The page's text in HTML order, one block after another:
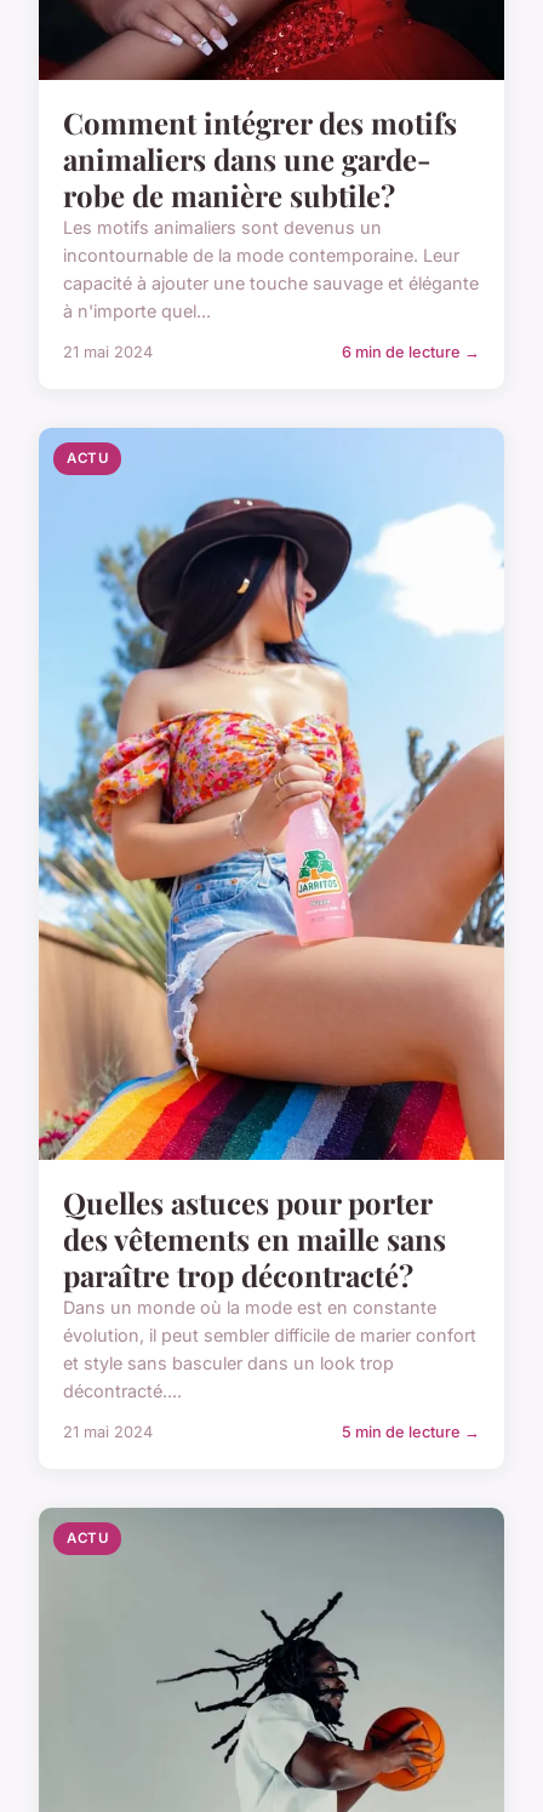
Comment intégrer des motifs
animaliers dans une garde-
robe de manière subtile?
Les motifs animaliers sont devenus un
incontournable de la mode contemporaine. Leur
capacité à ajouter une touche sauvage et élégante
à n'importe quel...
21 mai 2024 6 min de lecture →
ACTU
Quelles astuces pour porter
des vêtements en maille sans
paraître trop décontracté?
Dans un monde où la mode est en constante
évolution, il peut sembler difficile de marier confort
et style sans basculer dans un look trop
décontracté....
21 mai 2024 5 min de lecture →
ACTU